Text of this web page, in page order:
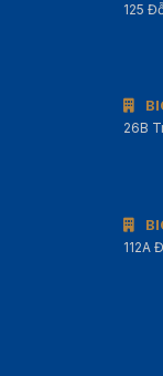
125
26B
112A